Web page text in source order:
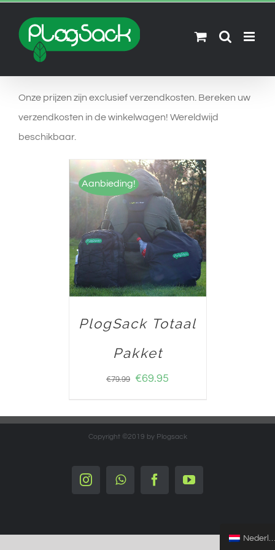
content
Onze prijzen zijn exclusief verzendkosten. Bereken uw
verzendkosten in de winkelwagen! Wereldwijd
beschikbaar.
Aanbieding!
OPTIES SELECTEREN
/
DETAILS
PlogSack Totaal
Pakket
€79.99 €69.95
Copyright ©2019 by Plogsack
InstagramWhatsappFacebookYouTube
Nederlands